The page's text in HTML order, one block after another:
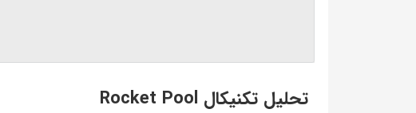
تحلیل تکنیکال Rocket Pool